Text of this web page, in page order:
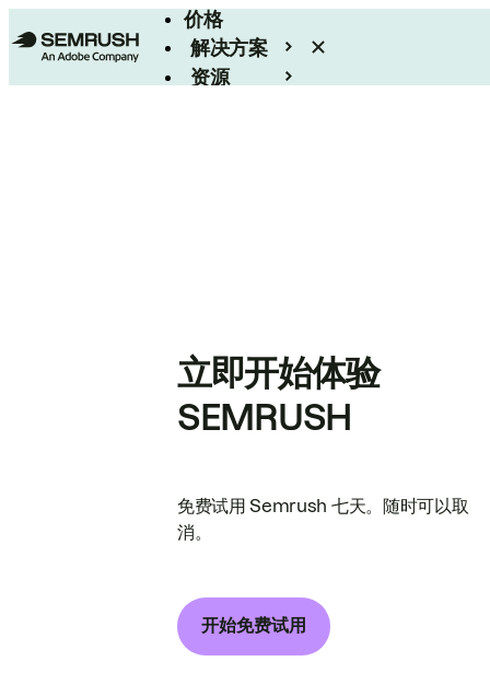
价格
解决方案
资源
立即开始体验
SEMRUSH
免费试用 Semrush 七天。随时可以取
消。
开始免费试用